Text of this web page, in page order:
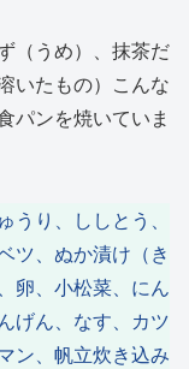
（うめ）、抹茶だ
いたもの）こんな
パンを焼いていま
り、ししとう、
ツ、ぬか漬け（き
卵、小松菜、にん
げん、なす、カツ
ン、帆立炊き込み